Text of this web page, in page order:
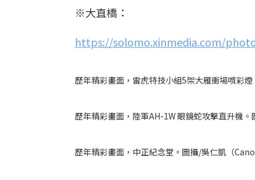
※大直橋：
https://solomo.xinmedia.com/
歷年精彩畫面，雷虎特技小組5架大雁衝場噴彩
歷年精彩畫面，陸軍AH-1W 眼鏡蛇攻擊直升機
歷年精彩畫面，中正紀念堂。圖攝/吳仁凱（